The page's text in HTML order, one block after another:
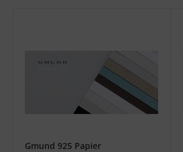
Gmund 925 Papier
Übungsmaterial